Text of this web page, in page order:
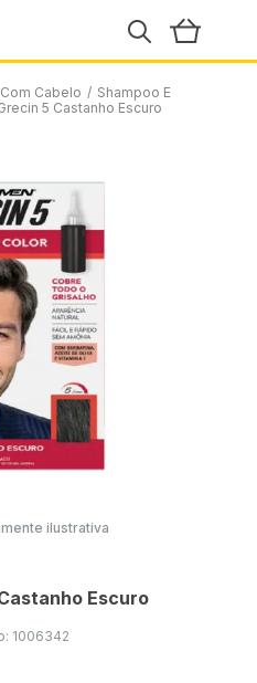
Cabelo / Shampoo E
5 Castanho Escuro
ilustrativa
Escuro
1006342